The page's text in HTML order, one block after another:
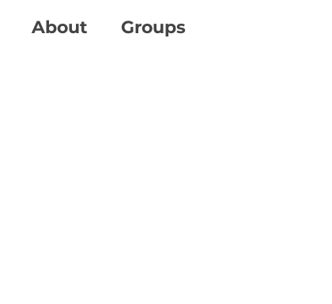
About Groups